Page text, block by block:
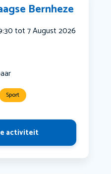
Bernheze
tot 7 August 2026
Sport
activiteit